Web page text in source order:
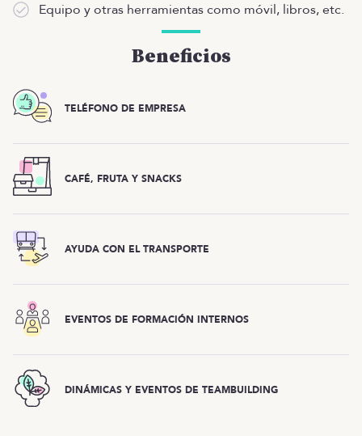
Equipo y otras herramientas como móvil, libros, etc.
Beneficios
TELÉFONO DE EMPRESA
CAFÉ, FRUTA Y SNACKS
AYUDA CON EL TRANSPORTE
EVENTOS DE FORMACIÓN INTERNOS
DINÁMICAS Y EVENTOS DE TEAMBUILDING